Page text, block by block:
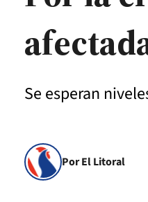
Se esperan
Por El Litoral